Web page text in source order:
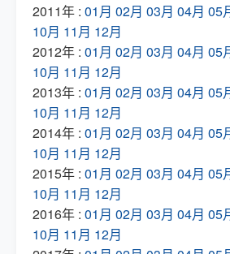
2011年 : 01月 02月 03月 04月 05
10月 11月 12月
2012年 : 01月 02月 03月 04月 05
10月 11月 12月
2013年 : 01月 02月 03月 04月 05
10月 11月 12月
2014年 : 01月 02月 03月 04月 05
10月 11月 12月
2015年 : 01月 02月 03月 04月 05
10月 11月 12月
2016年 : 01月 02月 03月 04月 05
10月 11月 12月